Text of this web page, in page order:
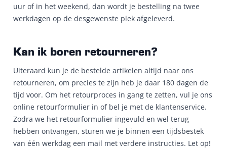
uur of in het weekend, dan wordt je bestelling na twee
werkdagen op de desgewenste plek afgeleverd.
Kan ik boren retourneren?
Uiteraard kun je de bestelde artikelen altijd naar ons
retourneren, om precies te zijn heb je daar 180 dagen de
tijd voor. Om het retourproces in gang te zetten, vul je ons
online retourformulier in of bel je met de klantenservice.
Zodra we het retourformulier ingevuld en wel terug
hebben ontvangen, sturen we je binnen een tijdsbestek
van één werkdag een mail met verdere instructies. Let op!